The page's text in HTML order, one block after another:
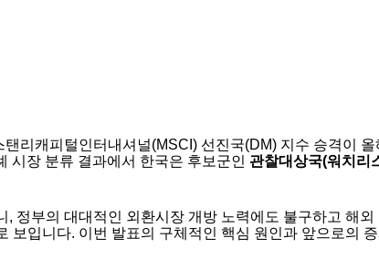
리캐피털인터내셔널(MSCI) 선진국(DM) 지수 승격이
시장 분류 결과에서 한국은 후보군인 관찰대상국(워치리
정부의 대대적인 외환시장 개방 노력에도 불구하고 해외
보입니다. 이번 발표의 구체적인 핵심 원인과 앞으로의 증